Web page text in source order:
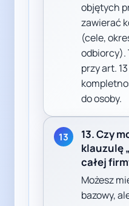
objętych
zawierać
(cele,
odbiorcy).
przy art.
do osoby.
13
13. Czy
klauzulę
całej
Możesz
bazowy,